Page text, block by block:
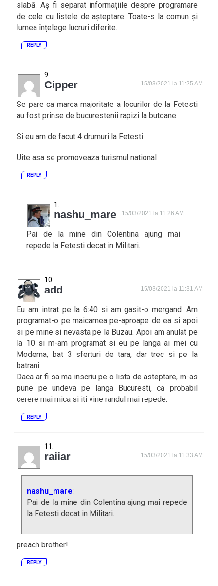
slabă. Aș fi separat informațiile despre programare
de cele cu listele de așteptare. Toate-s la comun și
lumea înțelege lucruri diferite.
REPLY
Cipper 15/03/2021 la 11:25 AM
Se pare ca marea majoritate a locurilor de la Fetesti
au fost prinse de bucurestenii rapizi la butoane.
Si eu am de facut 4 drumuri la Fetesti
Uite asa se promoveaza turismul national
REPLY
nashu_mare 15/03/2021 la 11:26 AM
Pai de la mine din Colentina ajung mai
repede la Fetesti decat in Militari.
add 15/03/2021 la 11:31 AM
Eu am intrat pe la 6:40 si am gasit-o mergand. Am
programat-o pe maicamea pe-aproape de ea si apoi
si pe mine si nevasta pe la Buzau. Apoi am anulat pe
la 10 si m-am programat si eu pe langa ai mei cu
Moderna, bat 3 sferturi de tara, dar trec si pe la
batrani.
Daca ar fi sa ma inscriu pe o lista de asteptare, m-as
pune pe undeva pe langa Bucuresti, ca probabil
cerere mai mica si iti vine randul mai repede.
REPLY
raiiar 15/03/2021 la 11:33 AM
nashu_mare:
Pai de la mine din Colentina ajung mai repede
la Fetesti decat in Militari.
preach brother!
REPLY